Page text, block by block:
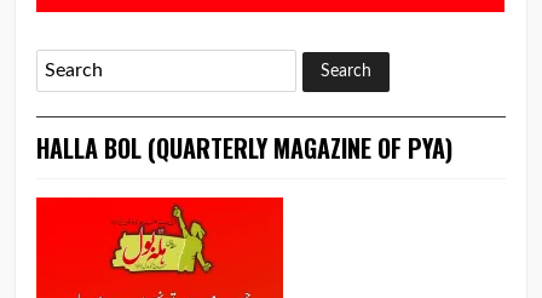
HALLA BOL (QUARTERLY MAGAZINE OF PYA)